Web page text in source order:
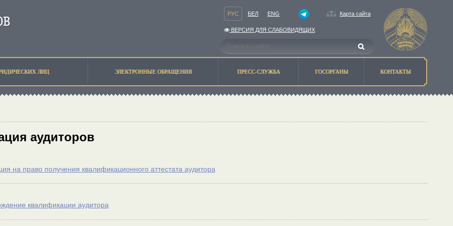
РУС БЕЛ ENG Карта сайта
ВЕРСИЯ ДЛЯ СЛАБОВИДЯЩИХ
ЛИЦ ЭЛЕКТРОННЫЕ ОБРАЩЕНИЯ ПРЕСС-СЛУЖБА ГОСОРГАНЫ КОНТАКТЫ
аудиторов
на право получения квалификационного аттестата аудитора
квалификации аудитора